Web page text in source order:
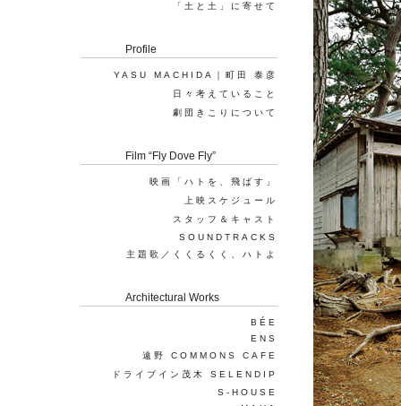
「土と土」に寄せて
Profile
YASU MACHIDA｜町田 泰彦
日々考えていること
劇団きこりについて
Film “Fly Dove Fly”
映画「ハトを、飛ばす」
上映スケジュール
スタッフ＆キャスト
SOUNDTRACKS
主題歌／くくるくく、ハトよ
Architectural Works
BÉE
ENS
遠野 COMMONS CAFE
ドライブイン茂木 SELENDIP
S-HOUSE